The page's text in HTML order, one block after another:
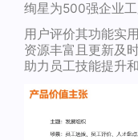
绚星为500强企业
用户评价其功能实
资源丰富且更新及
助力员工技能提升